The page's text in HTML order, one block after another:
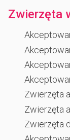
Zwierzęta
Zwierzęta
Zwierzęta